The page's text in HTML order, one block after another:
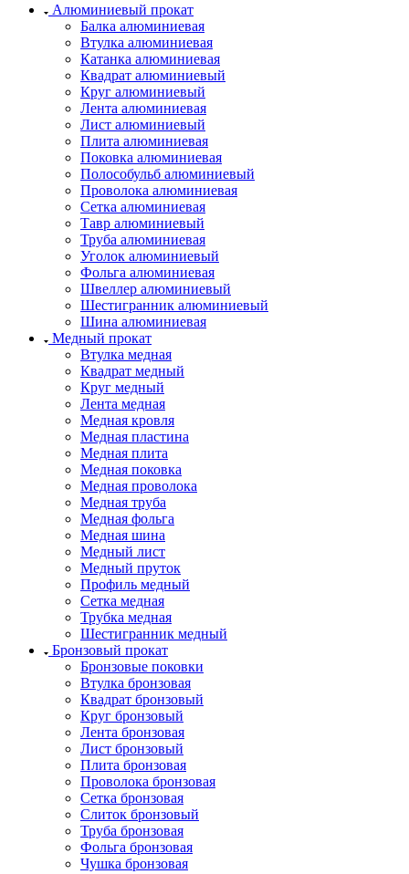
Алюминиевый прокат
Балка алюминиевая
Втулка алюминиевая
Катанка алюминиевая
Квадрат алюминиевый
Круг алюминиевый
Лента алюминиевая
Лист алюминиевый
Плита алюминиевая
Поковка алюминиевая
Полособульб алюминиевый
Проволока алюминиевая
Сетка алюминиевая
Тавр алюминиевый
Труба алюминиевая
Уголок алюминиевый
Фольга алюминиевая
Швеллер алюминиевый
Шестигранник алюминиевый
Шина алюминиевая
Медный прокат
Втулка медная
Квадрат медный
Круг медный
Лента медная
Медная кровля
Медная пластина
Медная плита
Медная поковка
Медная проволока
Медная труба
Медная фольга
Медная шина
Медный лист
Медный пруток
Профиль медный
Сетка медная
Трубка медная
Шестигранник медный
Бронзовый прокат
Бронзовые поковки
Втулка бронзовая
Квадрат бронзовый
Круг бронзовый
Лента бронзовая
Лист бронзовый
Плита бронзовая
Проволока бронзовая
Сетка бронзовая
Слиток бронзовый
Труба бронзовая
Фольга бронзовая
Чушка бронзовая